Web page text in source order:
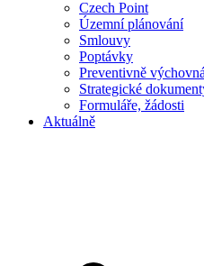
Czech Point
Územní plánování
Smlouvy
Poptávky
Preventivně
Strategické
Formuláře, žádosti
Aktuálně